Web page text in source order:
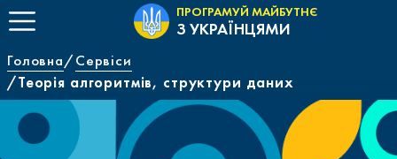
ПРОГРАМУЙ МАЙБУТНЄ
З УКРАЇНЦЯМИ
Головна
Сервіси
Теорія алгоритмів, структури даних